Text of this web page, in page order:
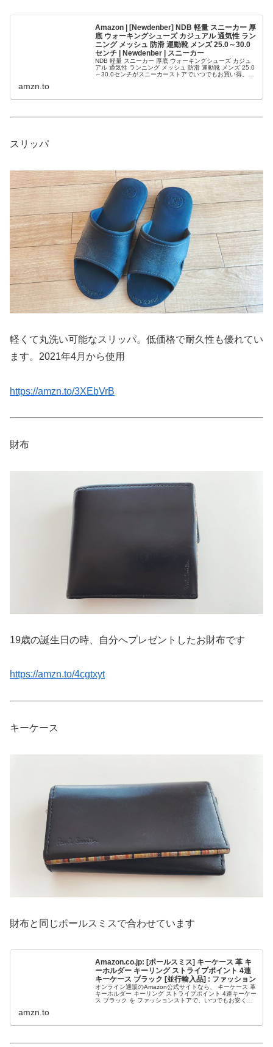
Amazon | [Newdenber] NDB 軽量 スニーカー 厚
底 ウォーキングシューズ カジュアル 通気性 ラン
ニング メッシュ 防滑 運動靴 メンズ 25.0～30.0
センチ | Newdenber | スニーカー
NDB 軽量 スニーカー 厚底 ウォーキングシューズ カジュ
アル 通気性 ランニング メッシュ 防滑 運動靴 メンズ 25.0
～30.0センチがスニーカーストアでいつでもお買い得。当
amzn.to
スリッパ
軽くて丸洗い可能なスリッパ。低価格で耐久性も優れてい
ます。2021年4月から使用
https://amzn.to/3XEbVrB
財布
19歳の誕生日の時、自分へプレゼントしたお財布です
https://amzn.to/4cgtxyt
キーケース
財布と同じポールスミスで合わせています
Amazon.co.jp: [ポールスミス] キーケース 革 キ
ーホルダー キーリング ストライプポイント 4連
キーケース ブラック [並行輸入品] : ファッション
オンライン通販のAmazon公式サイトなら、 キーケース 革
キーホルダー キーリング ストライプポイント 4連キーケー
ス ブラック を ファッションストアで、いつでもお安く。
amzn.to